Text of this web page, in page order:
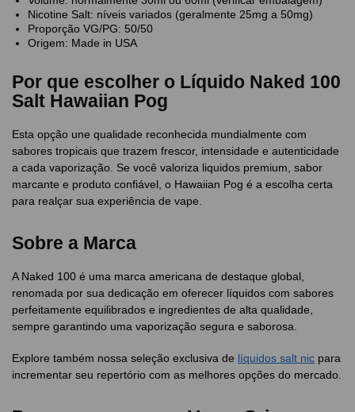
Nicotine Salt: níveis variados (geralmente 25mg a 50mg)
Proporção VG/PG: 50/50
Origem: Made in USA
Por que escolher o Líquido Naked 100
Salt Hawaiian Pog
Esta opção une qualidade reconhecida mundialmente com
sabores tropicais que trazem frescor, intensidade e autenticidade
a cada vaporização. Se você valoriza liquidos premium, sabor
marcante e produto confiável, o Hawaiian Pog é a escolha certa
para realçar sua experiência de vape.
Sobre a Marca
A Naked 100 é uma marca americana de destaque global,
renomada por sua dedicação em oferecer líquidos com sabores
perfeitamente equilibrados e ingredientes de alta qualidade,
sempre garantindo uma vaporização segura e saborosa.
Explore também nossa seleção exclusiva de líquidos salt nic para
incrementar seu repertório com as melhores opções do mercado.